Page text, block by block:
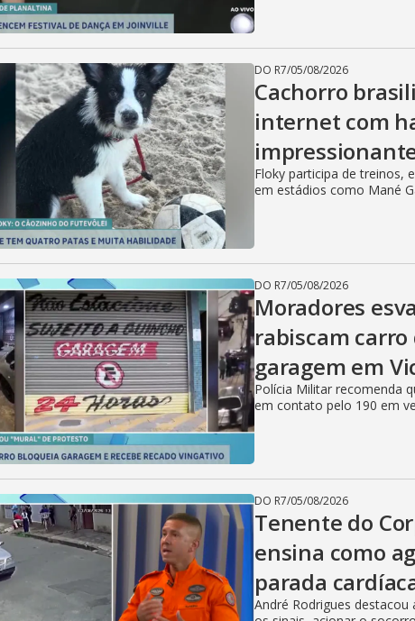
DO R7/05/08/2026
Cachorro
internet com
Floky participa de treinos,
em estádios como Mané
DO R7/05/08/2026
Moradores
rabiscam
garagem em
Polícia Militar recomenda
em contato pelo 190 em
DO R7/05/08/2026
Tenente do
ensina como
parada
André Rodrigues